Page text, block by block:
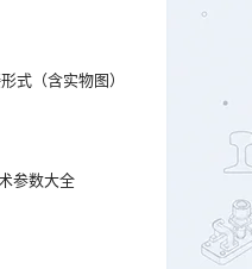
式（含实物图）
参数大全